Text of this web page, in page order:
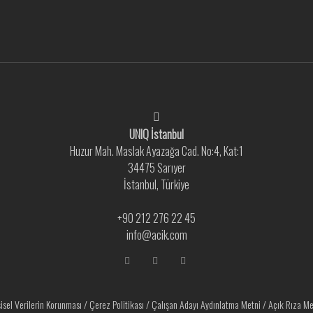
UNIQ İstanbul
Huzur Mah. Maslak Ayazağa Cad. No:4, Kat:1
34475 Sarıyer
İstanbul, Türkiye
+90 212 276 22 45
info@acik.com
Verilerin Korunması/Çerez Politikası/Çalışan Adayı Aydınlatma Metni/Açık Rıza